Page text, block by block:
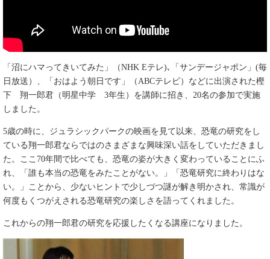
「沼にハマってきいてみた」（NHK Eテレ)､「サンデージャポン」(毎
日放送）、「おはよう朝日です」（ABCテレビ）などに出演された樫
下 翔一郎君（明星中学 3年生）を講師に招き、20名の参加で実施
しました。
5歳の時に、ジュラシックパークの映画を見て以来、恐竜の研究をし
ている翔一郎君ならではのさまざまな興味深い話をしていただきまし
た。ここ70年間で比べても、恐竜の姿が大きく変わっていることにふ
れ、「誰も本当の恐竜をみたことがない。」「恐竜研究に終わりはな
い。」ことから、少ないヒントで少しづつ謎が解き明かされ、常識が
何度もくつがえされる恐竜研究の楽しさを語ってくれました。
これからの翔一郎君の研究を応援したくなる講座になりました。